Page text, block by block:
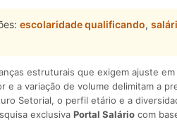
escolaridade qualificando,
estruturais que exigem ajuste
e a variação de volume delimitam a
Setorial, o perfil etário e a
exclusiva Portal Salário com